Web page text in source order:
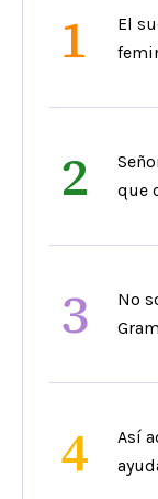
1
El
2
que
3
No
4
Así